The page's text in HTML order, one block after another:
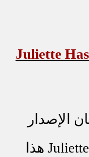
Juliette
الإصدار
هذا